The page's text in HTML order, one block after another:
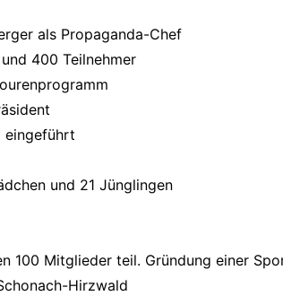
als Propaganda-Chef
400 Teilnehmer
eingeführt
und 21 Jünglingen
100 Mitglieder teil. Gründung einer
Hirzwald